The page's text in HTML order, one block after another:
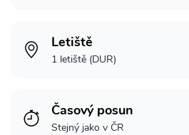
Letiště
1 letiště (DUR)
Časový posun
Stejný jako v ČR